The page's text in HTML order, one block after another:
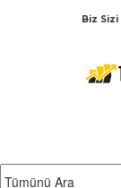
Biz Sizi